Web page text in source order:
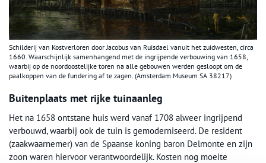
Schilderij van Kostverloren door Jacobus van Ruisdael vanuit het zuidwesten, circa
1660. Waarschijnlijk samenhangend met de ingrijpende verbouwing van 1658,
waarbij op de noordoostelijke toren na alle gebouwen werden gesloopt om de
paalkoppen van de fundering af te zagen. (Amsterdam Museum SA 38217)
Buitenplaats met rijke tuinaanleg
Het na 1658 ontstane huis werd vanaf 1708 alweer ingrijpend
verbouwd, waarbij ook de tuin is gemoderniseerd. De resident
(zaakwaarnemer) van de Spaanse koning baron Delmonte en zijn
zoon waren hiervoor verantwoordelijk. Kosten nog moeite